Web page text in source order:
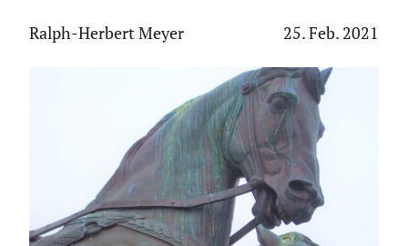
Ralph-Herbert Meyer 25. Feb. 2021